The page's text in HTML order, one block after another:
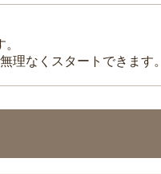
理なくスタートできます。